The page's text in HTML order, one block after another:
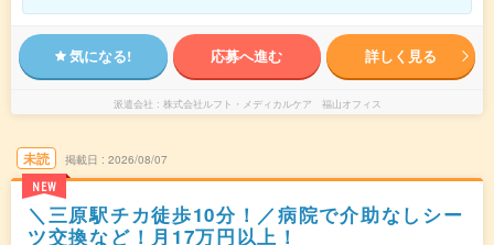
気になる! 応募へ進む 詳しく見る
派遣会社 株式会社ルフト・メディカルケア 福山オフィス
未読
NEW
掲載日 2026/08/07
＼三原駅チカ徒歩10分！／病院で介助なしシー
ツ交換など！月17万円以上！